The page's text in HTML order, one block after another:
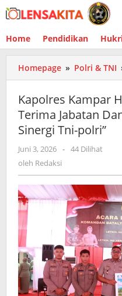
Lewati
ke
Home Pendidikan
Homepage » Polri & TNI
Kapolres Kampar
Terima Jabatan
Sinergi Tni-polri”
Juni 3, 2026 oleh
- 44 Dilihat
oleh Redaksi